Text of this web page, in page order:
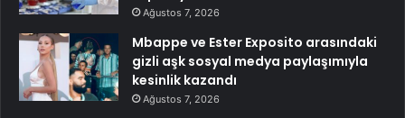
Ağustos 7, 2026
Mbappe ve Ester Exposito arasındaki
gizli aşk sosyal medya paylaşımıyla
kesinlik kazandı
Ağustos 7, 2026